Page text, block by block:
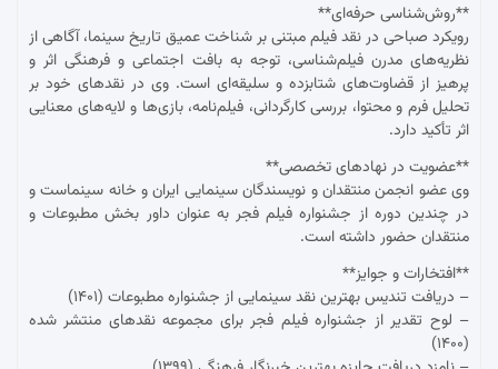
**روش‌شناسی حرفه‌ای**
رویکرد صباحی در نقد فیلم مبتنی بر شناخت عمیق تاریخ سینما، آگاهی از
نظریه‌های مدرن فیلم‌شناسی، توجه به بافت اجتماعی و فرهنگی اثر و
پرهیز از قضاوت‌های شتابزده و سلیقه‌ای است. وی در نقدهای خود بر
تحلیل فرم و محتوا، بررسی کارگردانی، فیلم‌نامه، بازی‌ها و لایه‌های معنایی
اثر تأکید دارد.
**عضویت در نهادهای تخصصی**
وی عضو انجمن منتقدان و نویسندگان سینمایی ایران و خانه سینماست و
در چندین دوره از جشنواره فیلم فجر به عنوان داور بخش مطبوعات و
منتقدان حضور داشته است.
**افتخارات و جوایز**
– دریافت تندیس بهترین نقد سینمایی از جشنواره مطبوعات (۱۴۰۱)
– لوح تقدیر از جشنواره فیلم فجر برای مجموعه نقدهای منتشر شده
(۱۴۰۰)